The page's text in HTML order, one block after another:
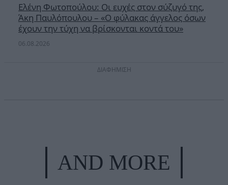
Ελένη Φωτοπούλου: Οι ευχές στον σύζυγό της,
Άκη Παυλόπουλου – «Ο φύλακας άγγελος όσων
έχουν την τύχη να βρίσκονται κοντά του»
06.08.2026
ΔΙΑΦΗΜΙΣΗ
AND MORE